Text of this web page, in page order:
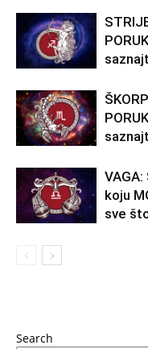
VAGA:
koju
sve
Search